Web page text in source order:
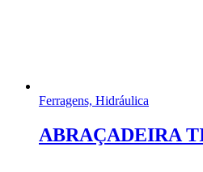
Ferragens, Hidráulica
ABRAÇADEIRA